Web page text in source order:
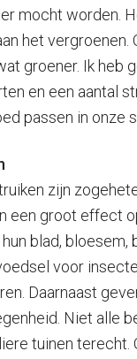
mocht worden.
het vergroenen.
groener. Ik heb
en een aantal
passen in onze
zijn
een groot effect
blad, bloesem,
voor
Daarnaast
Niet alle
tuinen terecht.